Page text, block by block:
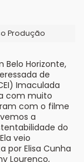
Produção
Belo Horizonte,
de
Imaculada
com muito
com o filme
a
do
veio
por Elisa Cunha
Lourenço,